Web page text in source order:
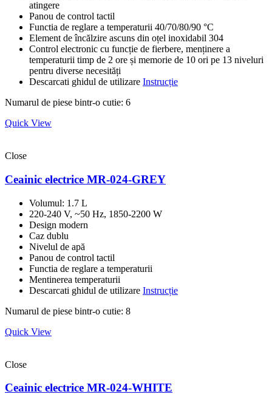
atingere
Panou de control tactil
Functia de reglare a temperaturii 40/70/80/90 °C
Element de încălzire ascuns din oțel inoxidabil 304
Control electronic cu funcție de fierbere, menținere a
temperaturii timp de 2 ore și memorie de 10 ori pe 13 niveluri
pentru diverse necesități
Descarcati ghidul de utilizare Instrucție
Numarul de piese bintr-o cutie: 6
Quick View
Close
Ceainic electrice MR-024-GREY
Volumul: 1.7 L
220-240 V, ~50 Hz, 1850-2200 W
Design modern
Caz dublu
Nivelul de apă
Panou de control tactil
Functia de reglare a temperaturii
Mentinerea temperaturii
Descarcati ghidul de utilizare Instrucție
Numarul de piese bintr-o cutie: 8
Quick View
Close
Ceainic electrice MR-024-WHITE